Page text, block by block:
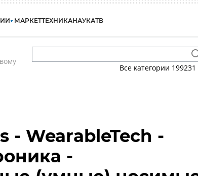
МАРКЕТТЕХНИКАНАУКАТВ
Все категории 199231
- WearableTech -
-